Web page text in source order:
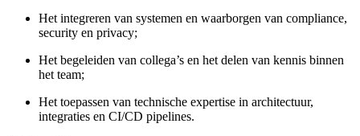
Het integreren van systemen en waarborgen van compliance,
security en privacy;
Het begeleiden van collega’s en het delen van kennis binnen
het team;
Het toepassen van technische expertise in architectuur,
integraties en CI/CD pipelines.